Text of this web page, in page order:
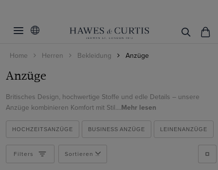
Home Herren Bekleidung Anzüge
Anzüge
Britisches Design, hochwertige Stoffe und edle Details – unsere
Anzüge kombinieren Komfort mit Stil....Mehr lesen
HOCHZEITSANZÜGE BUSINESS ANZÜGE LEINENANZÜGE
Business
Race Day
Classic Fit
Tailored Fit
Beige
Blau
Creme
Suit Style
Zweiteiler
Dreiteiler
Zweireiher
Muster
Kariert
Filters Sortieren nach